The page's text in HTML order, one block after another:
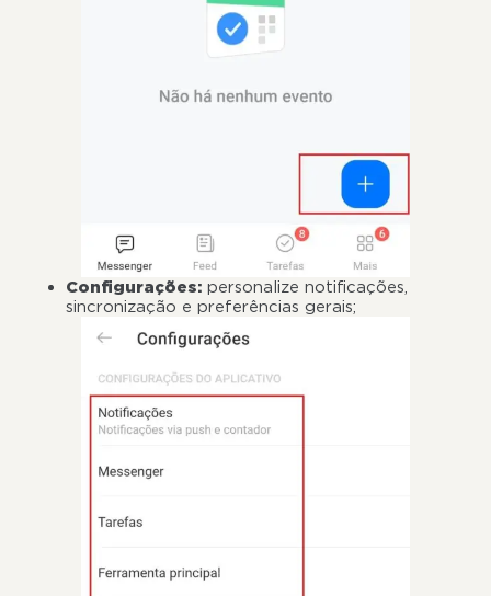
Configurações: personalize notificações,
sincronização e preferências gerais;